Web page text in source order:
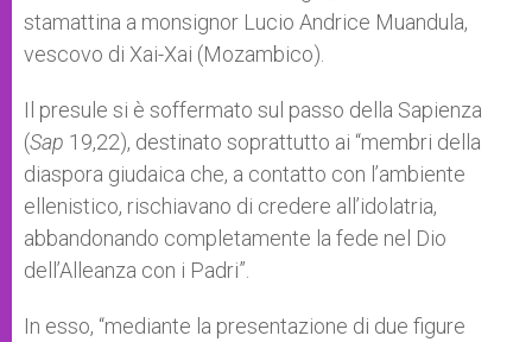
stamattina a monsignor Lucio Andrice Muandula,
vescovo di Xai-Xai (Mozambico).
Il presule si è soffermato sul passo della Sapienza
(Sap 19,22), destinato soprattutto ai “membri della
diaspora giudaica che, a contatto con l’ambiente
ellenistico, rischiavano di credere all’idolatria,
abbandonando completamente la fede nel Dio
dell’Alleanza con i Padri”.
In esso, “mediante la presentazione di due figure